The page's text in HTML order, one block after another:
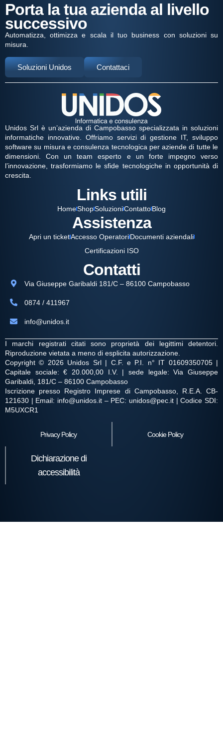
Porta la tua azienda al livello
successivo
Automatizza, ottimizza e scala il tuo business con soluzioni su
misura.
Soluzioni Unidos Contattaci
Unidos Srl è un’azienda di Campobasso specializzata in soluzioni
informatiche innovative. Offriamo servizi di gestione IT, sviluppo
software su misura e consulenza tecnologica per aziende di tutte le
dimensioni. Con un team esperto e un forte impegno verso
l’innovazione, trasformiamo le sfide tecnologiche in opportunità di
crescita.
Links utili
HomeShopSoluzioniContattoBlog
Assistenza
Apri un ticketAccesso OperatoriDocumenti aziendali
Certificazioni ISO
Contatti
Via Giuseppe Garibaldi 181/C – 86100 Campobasso
0874 / 411967
info@unidos.it
I marchi registrati citati sono proprietà dei legittimi detentori.
Riproduzione vietata a meno di esplicita autorizzazione.
Copyright © 2026 Unidos Srl | C.F. e P.I. n° IT 01609350705 |
Capitale sociale: € 20.000,00 I.V. | sede legale: Via Giuseppe
Garibaldi, 181/C – 86100 Campobasso
Iscrizione presso Registro Imprese di Campobasso, R.E.A. CB-
121630 | Email: info@unidos.it – PEC: unidos@pec.it | Codice SDI:
M5UXCR1
Privacy Policy Cookie Policy
Dichiarazione di
accessibilità